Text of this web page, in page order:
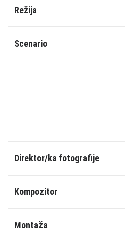
Režija
Scenario
Direktor/ka fotografije
Kompozitor
Montaža